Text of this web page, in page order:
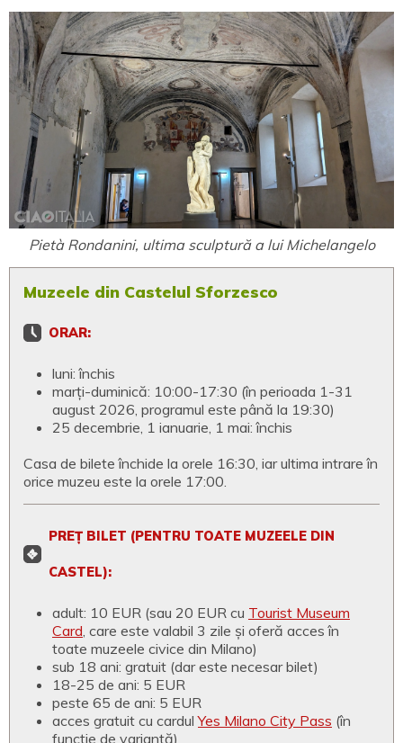
Pietà Rondanini, ultima sculptură a lui Michelangelo
Muzeele din Castelul Sforzesco
ORAR:
luni: închis
marți-duminică: 10:00-17:30 (în perioada 1-31
august 2026, programul este până la 19:30)
25 decembrie, 1 ianuarie, 1 mai: închis
Casa de bilete închide la orele 16:30, iar ultima intrare în
orice muzeu este la orele 17:00.
PREȚ BILET (PENTRU TOATE MUZEELE DIN
CASTEL):
adult: 10 EUR (sau 20 EUR cu Tourist Museum
Card, care este valabil 3 zile și oferă acces în
toate muzeele civice din Milano)
sub 18 ani: gratuit (dar este necesar bilet)
18-25 de ani: 5 EUR
peste 65 de ani: 5 EUR
acces gratuit cu cardulYes Milano City Pass (în
funcție de variantă)